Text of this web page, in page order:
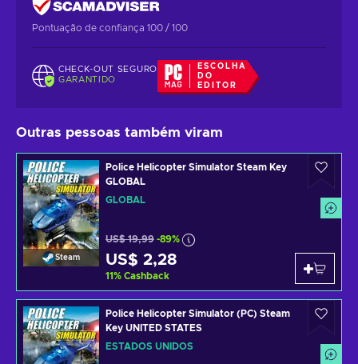
Pontuação de confiança 100 / 100
CHECK-OUT SEGURO
GARANTIDO
ESCOLHA
DO
EDITOR
Outras pessoas também viram
Steam
Police Helicopter Simulator Steam Key
GLOBAL
GLOBAL
US$ 19,99 -89%
US$ 2,28
11% Cashback
Police Helicopter Simulator (PC) Steam
Key UNITED STATES
ESTADOS UNIDOS